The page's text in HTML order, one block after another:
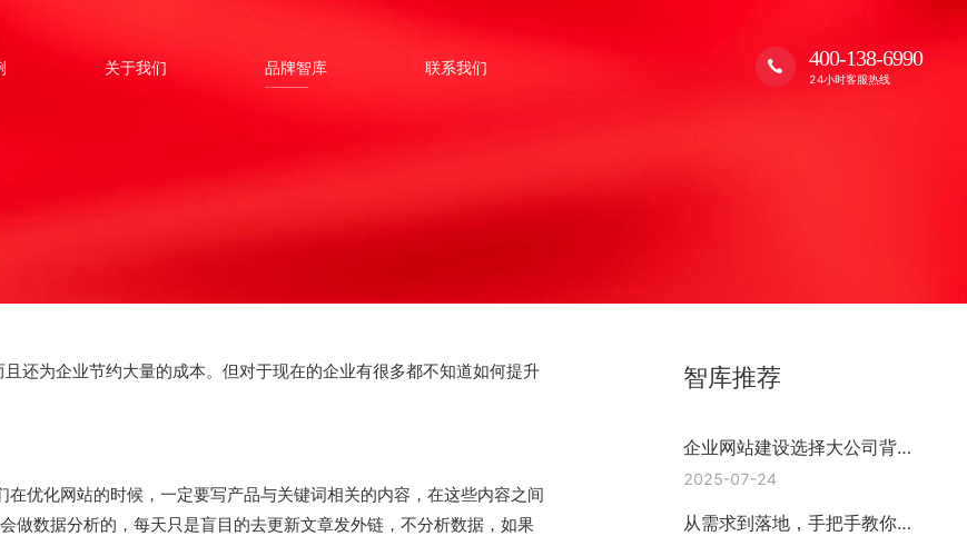
关于我们 品牌智库 联系我们 400-138-6990
24小时客服热线
还为企业节约大量的成本。但对于现在的企业有很多都不知道如何提升
优化网站的时候，一定要写产品与关键词相关的内容，在这些内容之间
做数据分析的，每天只是盲目的去更新文章发外链，不分析数据，如果
智库推荐
企业网站建设选择大公司背后
的逻辑 浙江格加
2025-07-24
从需求到落地，手把手教你挑